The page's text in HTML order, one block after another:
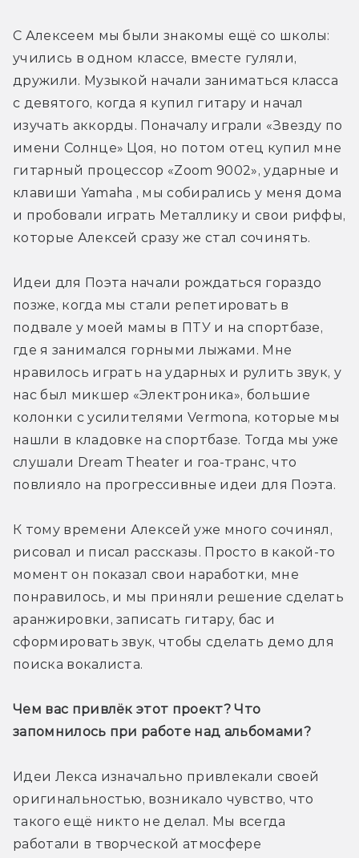
С Алексеем мы были знакомы ещё со школы:
учились в одном классе, вместе гуляли,
дружили. Музыкой начали заниматься класса
с девятого, когда я купил гитару и начал
изучать аккорды. Поначалу играли «Звезду по
имени Солнце» Цоя, но потом отец купил мне
гитарный процессор «Zoom 9002», ударные и
клавиши Yamaha , мы собирались у меня дома
и пробовали играть Металлику и свои риффы,
которые Алексей сразу же стал сочинять.
Идеи для Поэта начали рождаться гораздо
позже, когда мы стали репетировать в
подвале у моей мамы в ПТУ и на спортбазе,
где я занимался горными лыжами. Мне
нравилось играть на ударных и рулить звук, у
нас был микшер «Электроника», большие
колонки с усилителями Vermona, которые мы
нашли в кладовке на спортбазе. Тогда мы уже
слушали Dream Theater и гоа-транс, что
повлияло на прогрессивные идеи для Поэта.
К тому времени Алексей уже много сочинял,
рисовал и писал рассказы. Просто в какой-то
момент он показал свои наработки, мне
понравилось, и мы приняли решение сделать
аранжировки, записать гитару, бас и
сформировать звук, чтобы сделать демо для
поиска вокалиста.
Чем вас привлёк этот проект? Что
запомнилось при работе над альбомами?
Идеи Лекса изначально привлекали своей
оригинальностью, возникало чувство, что
такого ещё никто не делал. Мы всегда
работали в творческой атмосфере